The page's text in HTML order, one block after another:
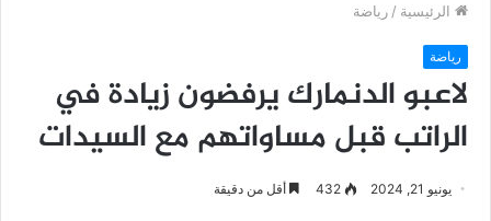
الرئيسية / رياضة
رياضة
لاعبو الدنمارك يرفضون زيادة في
الراتب قبل مساواتهم مع السيدات
يونيو 21, 2024 432 أقل من دقيقة